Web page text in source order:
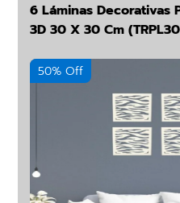
6 Láminas Decorativas
3D 30 X 30 Cm
50% Off